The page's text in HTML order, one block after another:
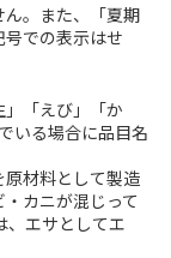
。また、「夏期
での表示はせ
「えび」「か
いる場合に品目名
材料として製造
カニが混じって
、エサとしてエ